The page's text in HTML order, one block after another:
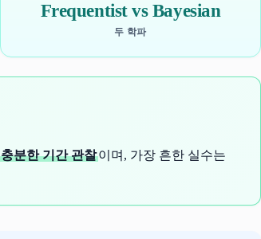
Frequentist vs Bayesian
두 학파
충분한 기간 관찰이며, 가장 흔한 실수는